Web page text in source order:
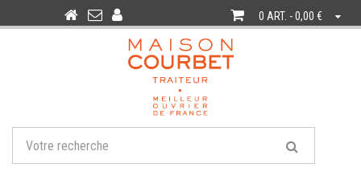
0 ART. - 0,00 €